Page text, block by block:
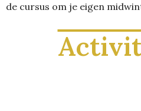
de cursus om je eigen